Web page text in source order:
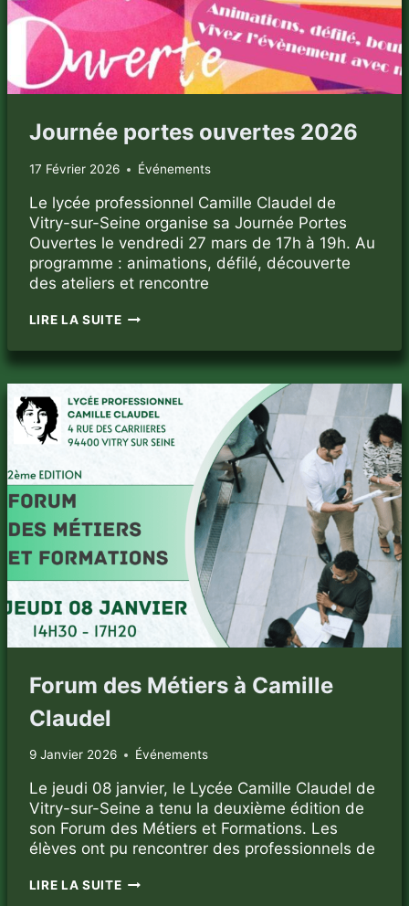
Journée portes ouvertes 2026
17 Février 2026 Événements
Le lycée professionnel Camille Claudel de
Vitry-sur-Seine organise sa Journée Portes
Ouvertes le vendredi 27 mars de 17h à 19h. Au
programme : animations, défilé, découverte
des ateliers et rencontre
LIRE LA SUITEJOURNÉE
OUVERTES
2026
Forum des Métiers à Camille
Claudel
9 Janvier 2026 Événements
Le jeudi 08 janvier, le Lycée Camille Claudel de
Vitry-sur-Seine a tenu la deuxième édition de
son Forum des Métiers et Formations. Les
élèves ont pu rencontrer des professionnels de
LIRE LA SUITEFORUM